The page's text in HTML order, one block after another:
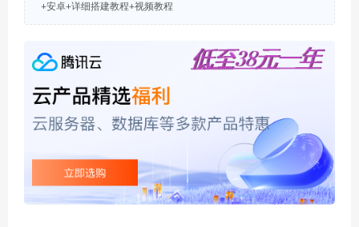
+安卓+详细搭建教程+视频教程